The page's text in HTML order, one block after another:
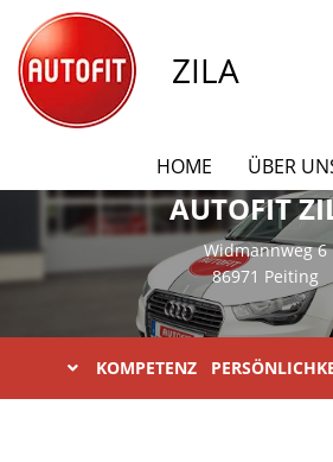
ZILA
HOME ÜBER
AUTOFIT
Widmannweg 6
86971 Peiting
KOMPETENZ